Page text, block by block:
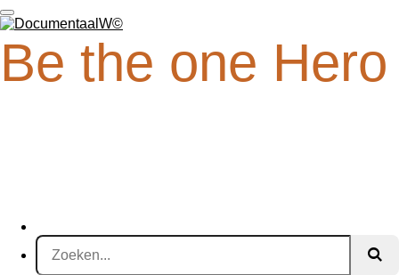
Ga
direct
naar
de
hoofdinhoud
Be the one Hero